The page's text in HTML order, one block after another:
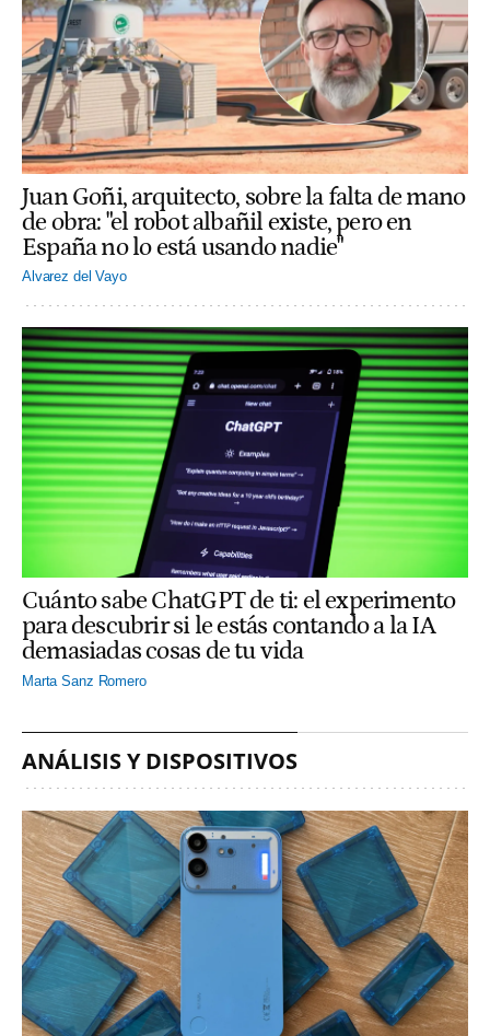
Juan Goñi, arquitecto, sobre la falta de mano
de obra: "el robot albañil existe, pero en
España no lo está usando nadie"
Alvarez del Vayo
Cuánto sabe ChatGPT de ti: el experimento
para descubrir si le estás contando a la IA
demasiadas cosas de tu vida
Marta Sanz Romero
ANÁLISIS Y DISPOSITIVOS